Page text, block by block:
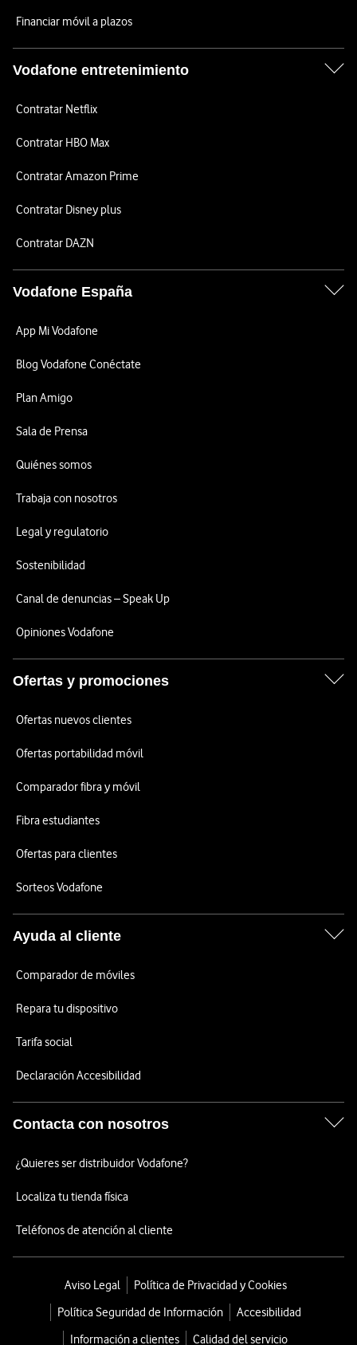
Financiar móvil a plazos
Vodafone entretenimiento
Contratar Netflix
Contratar HBO Max
Contratar Amazon Prime
Contratar Disney plus
Contratar DAZN
Vodafone España
App Mi Vodafone
Blog Vodafone Conéctate
Plan Amigo
Sala de Prensa
Quiénes somos
Trabaja con nosotros
Legal y regulatorio
Sostenibilidad
Canal de denuncias – Speak Up
Opiniones Vodafone
Ofertas y promociones
Ofertas nuevos clientes
Ofertas portabilidad móvil
Comparador fibra y móvil
Fibra estudiantes
Ofertas para clientes
Sorteos Vodafone
Ayuda al cliente
Comparador de móviles
Repara tu dispositivo
Tarifa social
Declaración Accesibilidad
Contacta con nosotros
¿Quieres ser distribuidor Vodafone?
Localiza tu tienda física
Teléfonos de atención al cliente
Aviso Legal
Política de Privacidad y Cookies
Política Seguridad de Información
Accesibilidad
Información a clientes
Calidad del servicio